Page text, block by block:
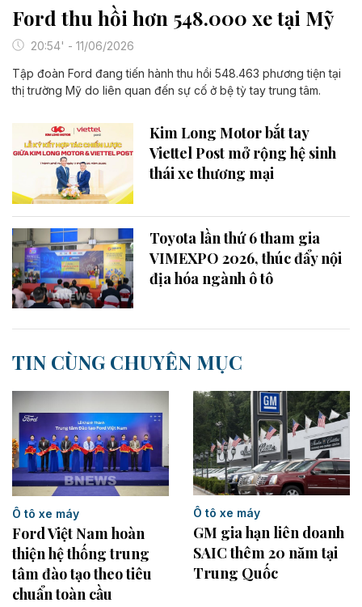
Ford thu hồi hơn 548.000 xe tại Mỹ
20:54' - 11/06/2026
Tập đoàn Ford đang tiến hành thu hồi 548.463 phương tiện tại
thị trường Mỹ do liên quan đến sự cố ở bệ tỳ tay trung tâm.
Kim Long Motor bắt tay
Viettel Post mở rộng hệ sinh
thái xe thương mại
Toyota lần thứ 6 tham gia
VIMEXPO 2026, thúc đẩy nội
địa hóa ngành ô tô
TIN CÙNG CHUYÊN MỤC
Ô tô xe máy
Ford Việt Nam hoàn
thiện hệ thống trung
tâm đào tạo theo tiêu
chuẩn toàn cầu
Ô tô xe máy
GM gia hạn liên doanh
SAIC thêm 20 năm tại
Trung Quốc